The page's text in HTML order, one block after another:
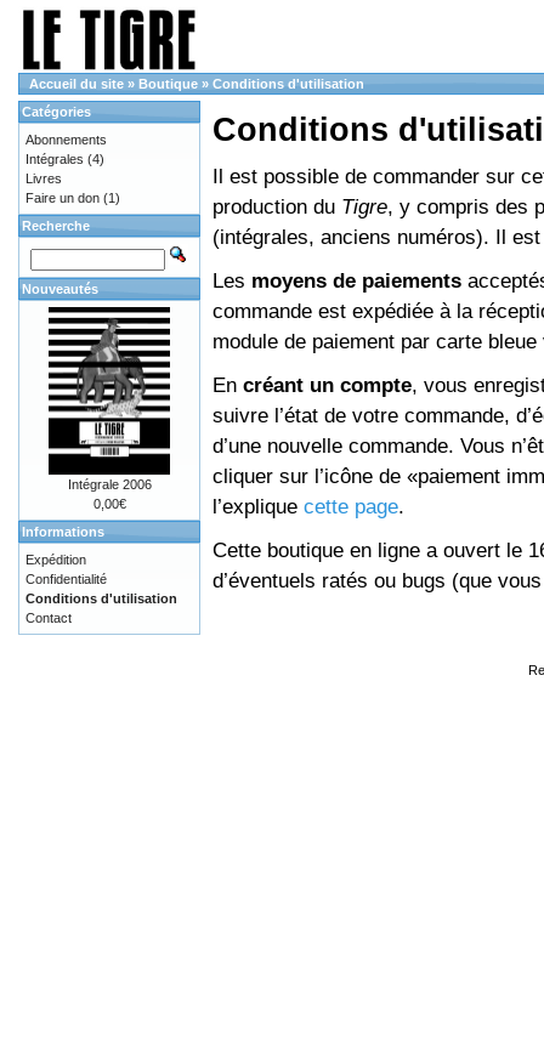
Accueil du site » Boutique » Conditions d'utilisation
Conditions
Il est possible de commander sur
production du Tigre, y compris des
(intégrales, anciens numéros). Il
Les moyens de paiements
commande est expédiée à la
module de paiement par carte
En créant un compte, vous
suivre l’état de votre commande,
d’une nouvelle commande. Vous
cliquer sur l’icône de «paiement
l’explique cette page.
Cette boutique en ligne a ouvert le
d’éventuels ratés ou bugs (que
Catégories
Abonnements
Intégrales (4)
Livres
Faire un don (1)
Recherche
Nouveautés
Intégrale 2006
0,00€
Informations
Expédition
Confidentialité
Conditions d'utilisation
Contact